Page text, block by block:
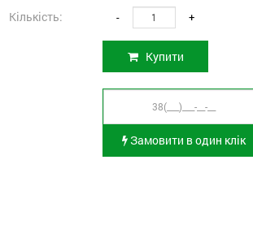
Кількість: - +
Купити
Замовити в один клік